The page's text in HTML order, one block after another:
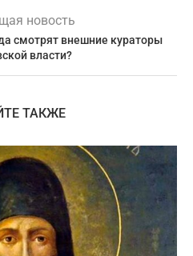
новость
смотрят внешние кураторы
власти?
ТАКЖЕ